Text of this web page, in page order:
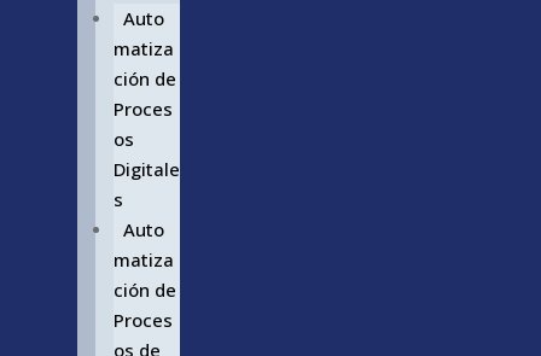
Auto
matiza
ción de
Proces
os
Digitale
s
Auto
matiza
ción de
Proces
os de